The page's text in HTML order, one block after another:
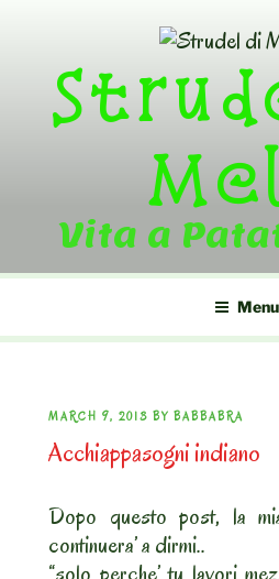
content
Vita a
Menu
POSTED
ON
MARCH 9, 2013 BY BABBABRA
Acchiappasogni indiano
Dopo questo post, la
continuera’ a dirmi..